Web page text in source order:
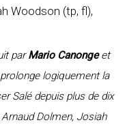
Woodson (tp, fl),
parMario Canongeet
logiquement la
Salé depuis plus de dix
Dolmen, Josiah